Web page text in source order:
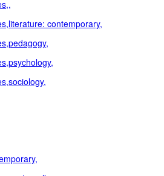
contemporary,